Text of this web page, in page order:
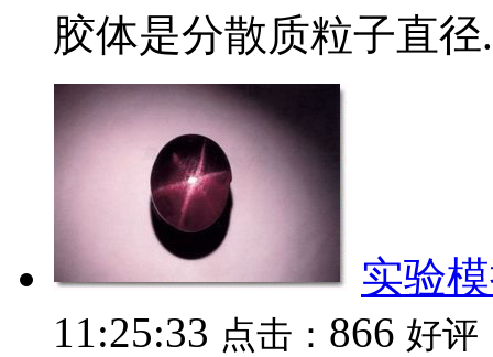
胶体是分散质粒子直径
实验
11:25:33 点击： 866 好评